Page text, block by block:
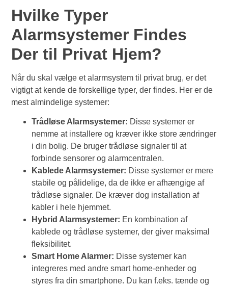
Hvilke Typer
Alarmsystemer Findes
Der til Privat Hjem?
Når du skal vælge et alarmsystem til privat brug, er det
vigtigt at kende de forskellige typer, der findes. Her er de
mest almindelige systemer:
Trådløse Alarmsystemer: Disse systemer er
nemme at installere og kræver ikke store ændringer
i din bolig. De bruger trådløse signaler til at
forbinde sensorer og alarmcentralen.
Kablede Alarmsystemer: Disse systemer er mere
stabile og pålidelige, da de ikke er afhængige af
trådløse signaler. De kræver dog installation af
kabler i hele hjemmet.
Hybrid Alarmsystemer: En kombination af
kablede og trådløse systemer, der giver maksimal
fleksibilitet.
Smart Home Alarmer: Disse systemer kan
integreres med andre smart home-enheder og
styres fra din smartphone. Du kan f.eks. tænde og